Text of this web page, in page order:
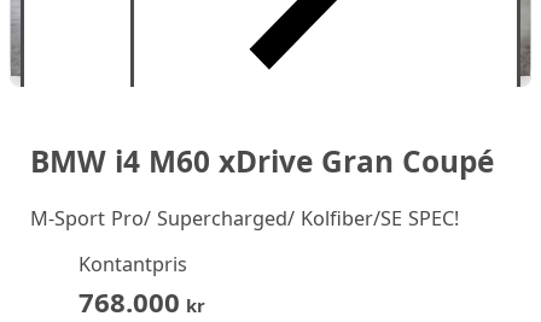
BMW i4 M60 xDrive Gran Coupé
M-Sport Pro/ Supercharged/ Kolfiber/SE SPEC!
Kontantpris
768.000 kr